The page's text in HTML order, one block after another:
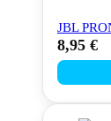
JBL
8,95 €